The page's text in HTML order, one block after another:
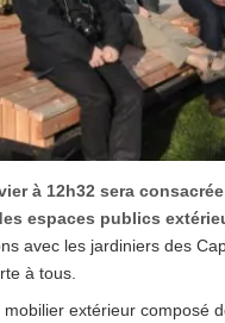
à 12h32 sera
espaces publics
avec les jardiniers des
à tous.
extérieur composé